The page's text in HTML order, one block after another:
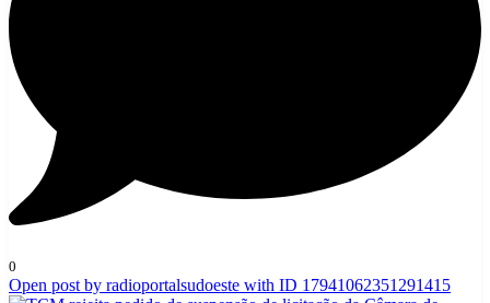
0
Open post by radioportalsudoeste with ID 17941062351291415